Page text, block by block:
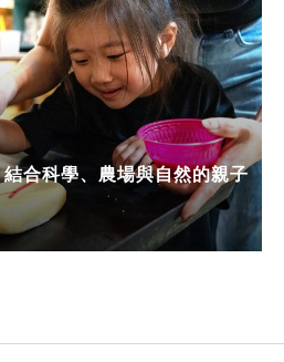
合科學、農場與自然的親子